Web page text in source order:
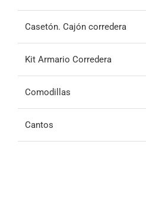
Casetón. Cajón corredera
Kit Armario Corredera
Comodillas
Cantos